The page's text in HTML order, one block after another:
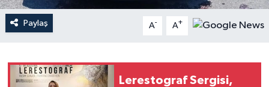
Paylaş A- A+
Lerestograf Sergisi,
Öğle Bülteni
Siyaset